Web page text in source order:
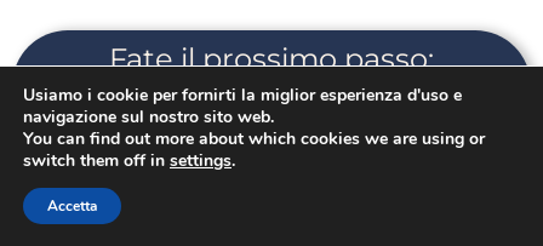
Fate il prossimo passo:
iscriveteVi subito a LET MY
SPIRIT GO!
Usiamo i cookie per fornirti la miglior esperienza d'uso e
navigazione sul nostro sito web.
You can find out more about which cookies we are using or
switch them off in settings.
Accetta